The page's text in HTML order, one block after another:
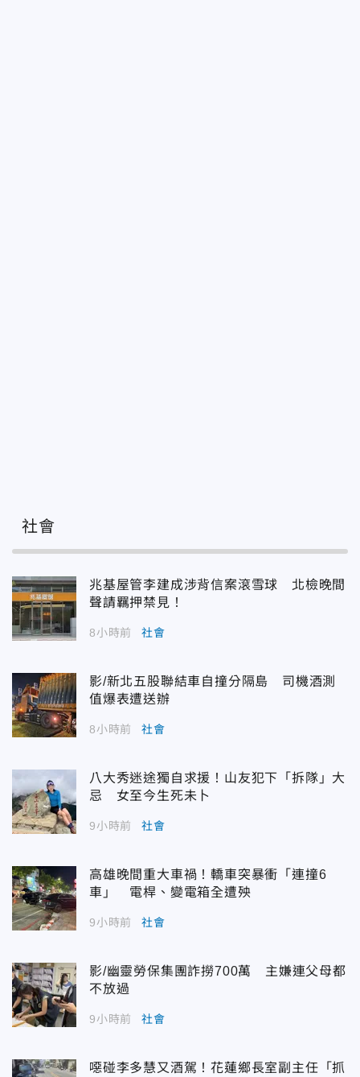
社會
兆基屋管李建成涉背信案滾雪球 北檢晚間
聲請羈押禁見！
8小時前 社會
影/新北五股聯結車自撞分隔島 司機酒測
值爆表遭送辦
8小時前 社會
八大秀迷途獨自求援！山友犯下「拆隊」大
忌 女至今生死未卜
9小時前 社會
高雄晚間重大車禍！轎車突暴衝「連撞6
車」 電桿、變電箱全遭殃
9小時前 社會
影/幽靈勞保集團詐撈700萬 主嫌連父母都
不放過
9小時前 社會
噁碰李多慧又酒駕！花蓮鄉長室副主任「抓